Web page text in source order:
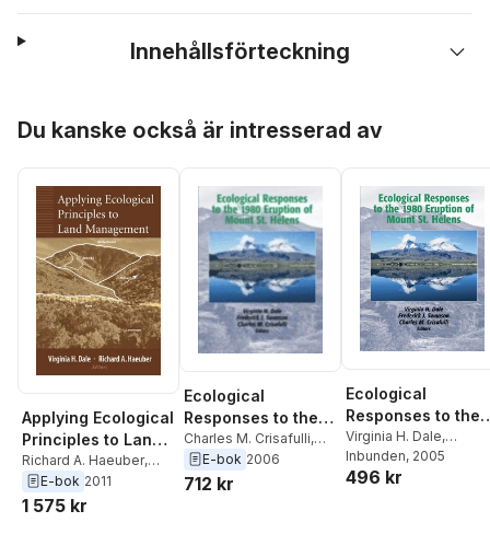
Innehållsförteckning
Du kanske också är intresserad av
Applying Ecological
Principles to Land
Management
Richard A. Haeuber,
Virginia H. Dale
E-bok 2011
1 575 kr
Ecological
Responses to the
1980 Eruption of
Mount St. Helens
Charles M. Crisafulli,
Frederick J. Swanson
Virginia H. Dale
E-bok 2006
712 kr
Ecological
Responses to the
1980 Eruption of
Mount St. Helens
Virginia H. Dale,
Frederick J. Swanson
Charles M. Crisafulli
Inbunden, 2005
496 kr